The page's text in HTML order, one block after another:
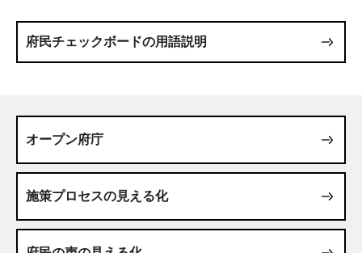
府民チェックボードの用語説明
オープン府庁
施策プロセスの見える化